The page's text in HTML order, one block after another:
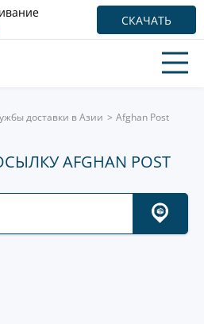
СКАЧАТЬ
доставки в Азии Afghan Post
AFGHAN POST